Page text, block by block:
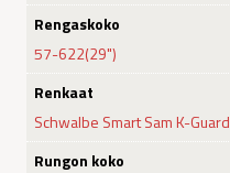
Rengaskoko
57-622(29")
Renkaat
Schwalbe Smart Sam K-Guard
Rungon koko